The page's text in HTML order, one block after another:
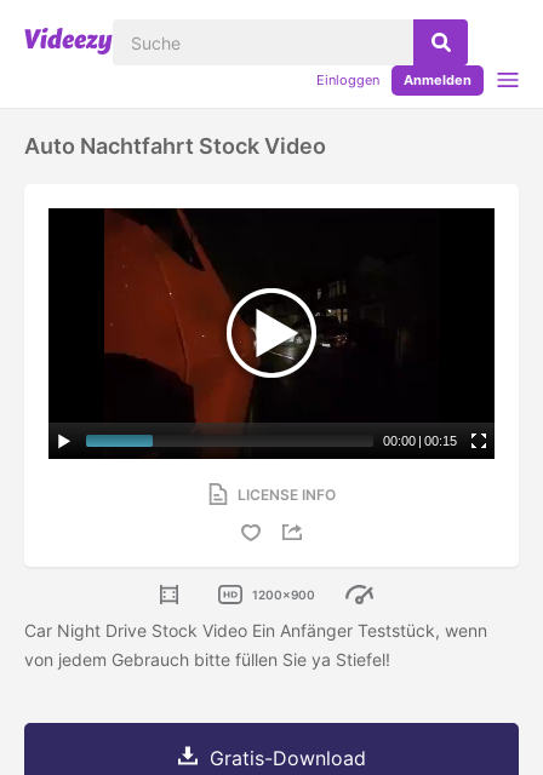
Einloggen Anmelden
Auto Nachtfahrt Stock Video
00:00 | 00:15
LICENSE INFO
1200x900
Car Night Drive Stock Video Ein Anfänger Teststück, wenn
von jedem Gebrauch bitte füllen Sie ya Stiefel!
Gratis-Download